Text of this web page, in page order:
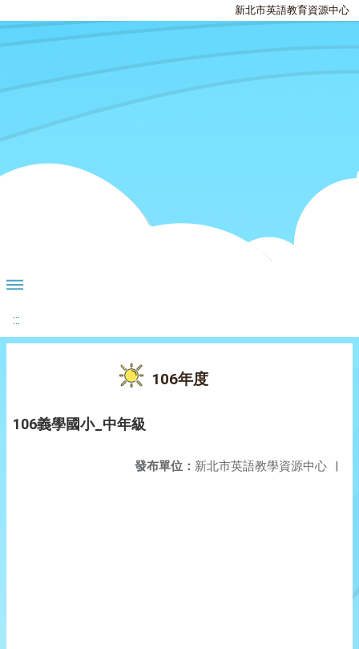
新北市英語教育資源中心
:::
106年度
106義學國小_中年級
發布單位： 新北市英語教學資源中心 |